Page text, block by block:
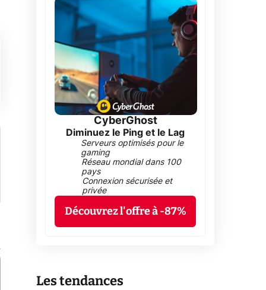
CyberGhost
Diminuez le Ping et le Lag
Serveurs optimisés pour le
gaming
Réseau mondial dans 100
pays
Connexion sécurisée et
privée
Découvrez l'offre à -87%
Les tendances